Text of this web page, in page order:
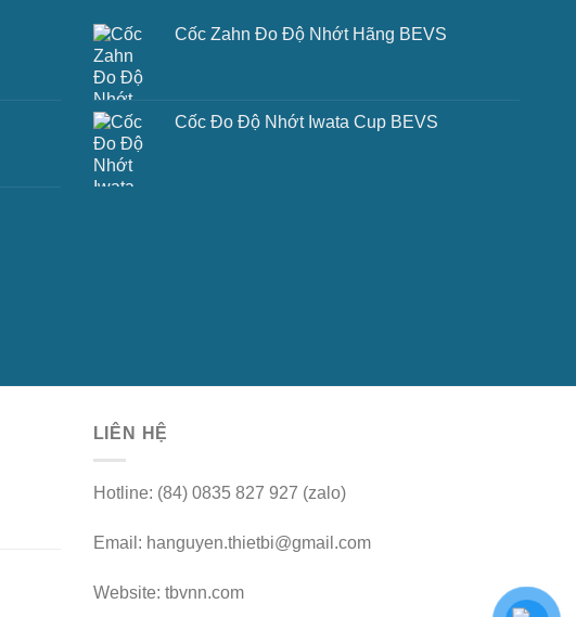
Cốc Zahn Đo Độ Nhớt Hãng BEVS
Cốc Đo Độ Nhớt Iwata Cup BEVS
LIÊN HỆ
Hotline: (84) 0835 827 927 (zalo)
Email: hanguyen.thietbi@gmail.com
Website: tbvnn.com